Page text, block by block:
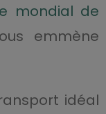
mondial de
emmène
idéal